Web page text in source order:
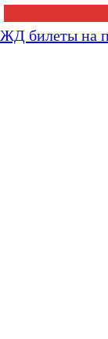
ЖД билеты на